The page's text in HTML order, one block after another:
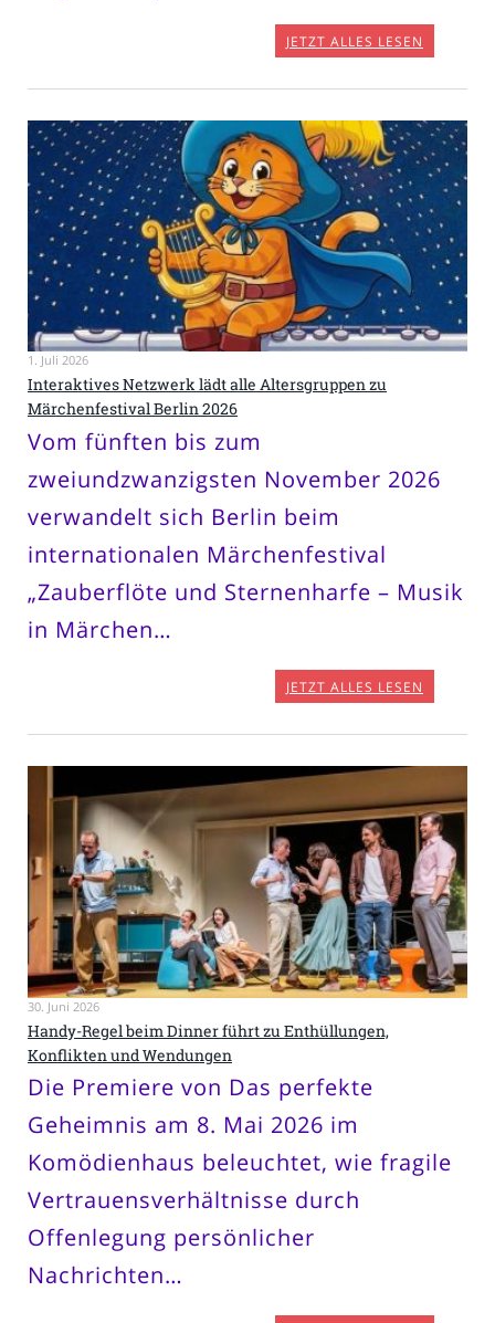
JETZT ALLES LESEN
1. Juli 2026
Interaktives Netzwerk lädt alle Altersgruppen zu
Märchenfestival Berlin 2026
Vom fünften bis zum
zweiundzwanzigsten November 2026
verwandelt sich Berlin beim
internationalen Märchenfestival
„Zauberflöte und Sternenharfe – Musik
in Märchen…
JETZT ALLES LESEN
30. Juni 2026
Handy-Regel beim Dinner führt zu Enthüllungen,
Konflikten und Wendungen
Die Premiere von Das perfekte
Geheimnis am 8. Mai 2026 im
Komödienhaus beleuchtet, wie fragile
Vertrauensverhältnisse durch
Offenlegung persönlicher
Nachrichten…